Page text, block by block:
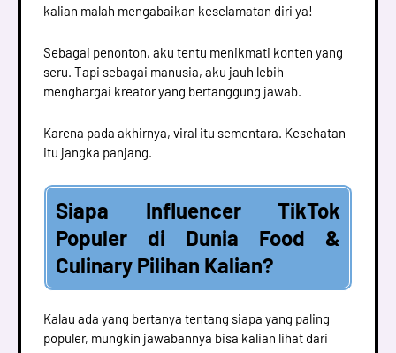
kalian malah mengabaikan keselamatan diri ya!
Sebagai penonton, aku tentu menikmati konten yang
seru. Tapi sebagai manusia, aku jauh lebih
menghargai kreator yang bertanggung jawab.
Karena pada akhirnya, viral itu sementara. Kesehatan
itu jangka panjang.
Siapa Influencer TikTok
Populer di Dunia Food &
Culinary Pilihan Kalian?
Kalau ada yang bertanya tentang siapa yang paling
populer, mungkin jawabannya bisa kalian lihat dari